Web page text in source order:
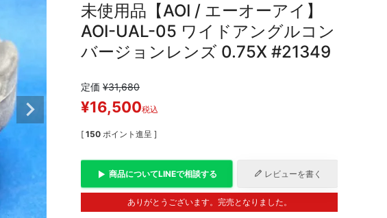
未使用品【AOI / エーオーアイ】
AOI-UAL-05 ワイドアングルコン
バージョンレンズ 0.75X #21349
定価 ¥31,680
¥16,500税込
[ 150 ポイント進呈 ]
商品についてLINEで相談する レビューを書く
ありがとうございます。完売となりました。